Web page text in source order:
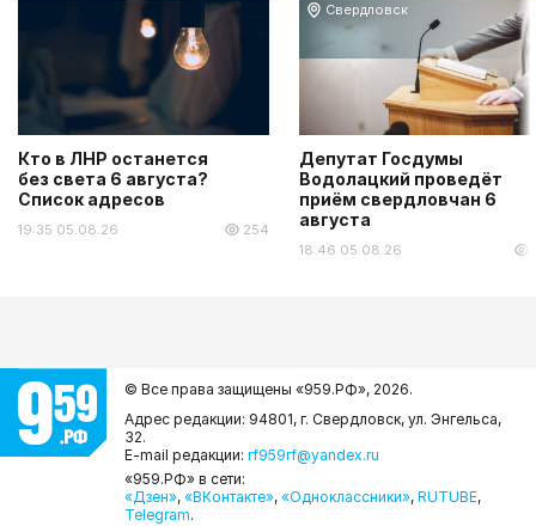
Кто в ЛНР останется
без света 6 августа?
Список адресов
19:35 05.08.26 254
Свердловск
Депутат Госдумы
Водолацкий проведёт
приём свердловчан 6
августа
18:46 05.08.26
© Все права защищены «959.РФ», 2026.
Адрес редакции: 94801, г. Свердловск, ул. Энгельса,
32.
E-mail редакции: rf959rf@yandex.ru
«959.РФ» в сети:
«Дзен», «ВКонтакте», «Одноклассники», RUTUBE,
Telegram.